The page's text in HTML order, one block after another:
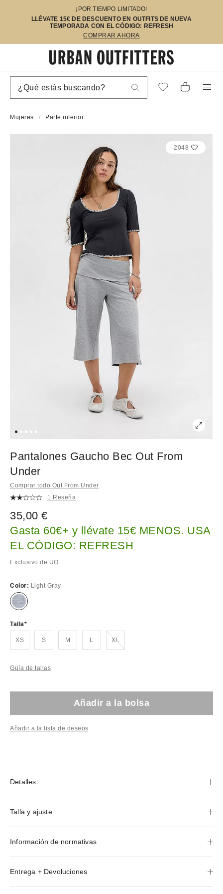
¡POR TIEMPO LIMITADO!
LLÉVATE 15€ DE DESCUENTO EN OUTFITS DE NUEVA
TEMPORADA CON EL CÓDIGO: REFRESH
COMPRAR AHORA
Mujeres Parte inferior
2048
Pantalones Gaucho Bec Out From
Under
Comprar todo Out From Under
1 Reseña
35,00 €
Gasta 60€+ y llévate 15€ MENOS. USA
EL CÓDIGO: REFRESH
Exclusivo de UO
Color: Light Gray
Talla
XS S M L XL¡Agotado!
Guía de tallas
Añadir a la bolsa
Añadir a la lista de deseos
Detalles
Talla y ajuste
Información de normativas
Entrega + Devoluciones